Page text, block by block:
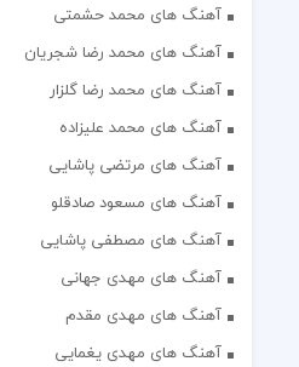
آهنگ های محمد حشمتی
آهنگ های محمد رضا شجریان
آهنگ های محمد رضا گلزار
آهنگ های محمد علیزاده
آهنگ های مرتضی پاشایی
آهنگ های مسعود صادقلو
آهنگ های مصطفی پاشایی
آهنگ های مهدی جهانی
آهنگ های مهدی مقدم
آهنگ های مهدی یغمایی